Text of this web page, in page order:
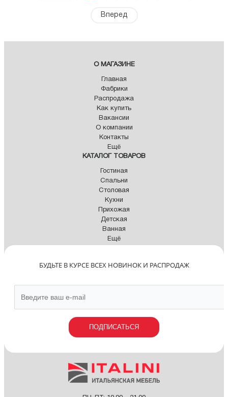
Вперед
О МАГАЗИНЕ
Главная
Фабрики
Распродажа
Как купить
Вакансии
О компании
Контакты
Ещё
КАТАЛОГ ТОВАРОВ
Гостиная
Спальни
Столовая
Кухни
Прихожая
Детская
Ванная
Ещё
БУДЬТЕ В КУРСЕ ВСЕХ НОВИНОК И РАСПРОДАЖ
ПОДПИСАТЬСЯ